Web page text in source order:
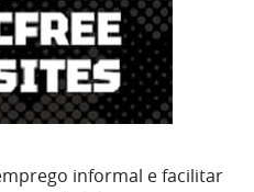
informal e facilitar